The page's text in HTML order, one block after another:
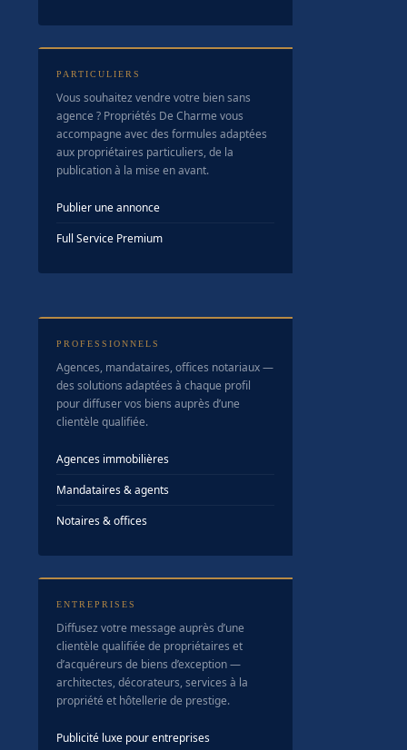
PARTICULIERS
Vous souhaitez vendre votre bien sans
agence ? Propriétés De Charme vous
accompagne avec des formules adaptées
aux propriétaires particuliers, de la
publication à la mise en avant.
Publier une annonce
Full Service Premium
PROFESSIONNELS
Agences, mandataires, offices notariaux —
des solutions adaptées à chaque profil
pour diffuser vos biens auprès d’une
clientèle qualifiée.
Agences immobilières
Mandataires & agents
Notaires & offices
ENTREPRISES
Diffusez votre message auprès d’une
clientèle qualifiée de propriétaires et
d’acquéreurs de biens d’exception —
architectes, décorateurs, services à la
propriété et hôtellerie de prestige.
Publicité luxe pour entreprises